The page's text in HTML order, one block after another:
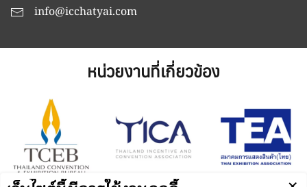
info@icchatyai.com
หน่วยงานที่เกี่ยวข้อง